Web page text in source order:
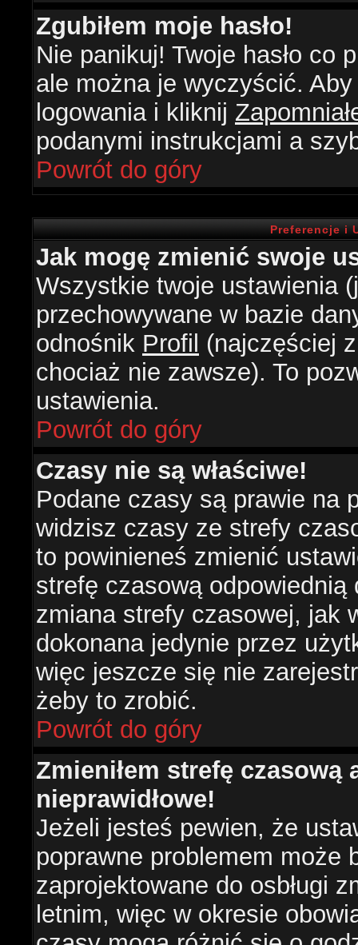
Zgubiłem moje hasło!
Nie panikuj! Twoje hasło co
ale można je wyczyścić.
logowania i kliknij
podanymi instrukcjami a
Powrót do góry
Preferencje i
Jak mogę zmienić swoje
Wszystkie twoje ustawienia
przechowywane w bazie
odnośnik Profil (najczęściej
chociaż nie zawsze). To
ustawienia.
Powrót do góry
Czasy nie są właściwe!
Podane czasy są prawie na
widzisz czasy ze strefy
to powinieneś zmienić
strefę czasową
zmiana strefy czasowej, jak
dokonana jedynie przez
więc jeszcze się nie
żeby to zrobić.
Powrót do góry
Zmieniłem strefę czasową
nieprawidłowe!
Jeżeli jesteś pewien, że
poprawne problemem może
zaprojektowane do osbługi
letnim, więc w okresie